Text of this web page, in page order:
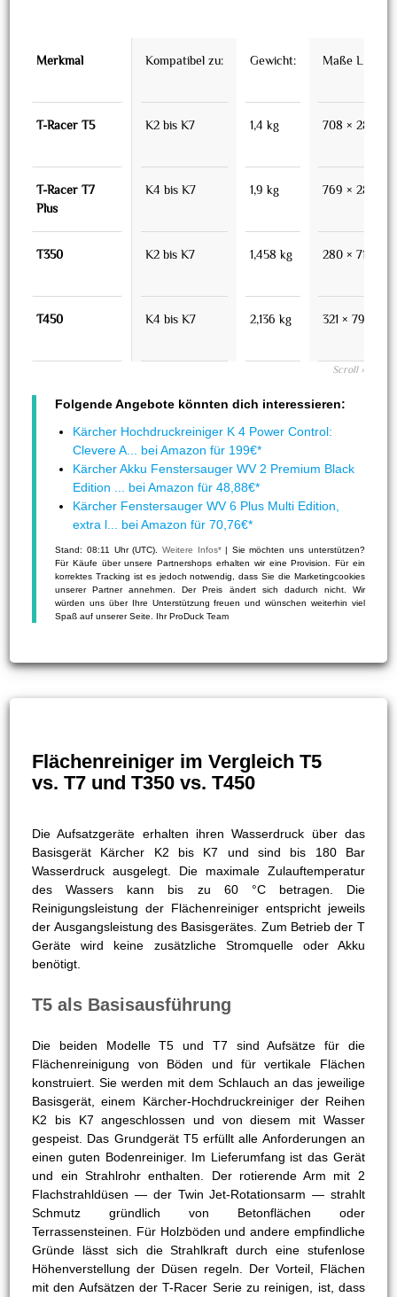
Merkmal
T-Racer T5
T-Racer T7
Plus
T350
T450
Kompatibel zu:
K2 bis K7
K4 bis K7
K2 bis K7
K4 bis K7
Gewicht:
1,4 kg
1,9 kg
1,458 kg
2,136 kg
Maße L × B
708 × 280 ×
769 × 288 ×
280 × 712 ×
321 × 790 ×
Folgende Angebote könnten dich interessieren:
Kärcher Hochdruckreiniger K 4 Power Control:
Clevere A... bei Amazon für 199€*
Kärcher Akku Fenstersauger WV 2 Premium Black
Edition ... bei Amazon für 48,88€*
Kärcher Fenstersauger WV 6 Plus Multi Edition,
extra l... bei Amazon für 70,76€*
Stand: 08:11 Uhr (UTC). Weitere Infos*| Sie möchten uns unterstützen?
Für Käufe über unsere Partnershops erhalten wir eine Provision. Für ein
korrektes Tracking ist es jedoch notwendig, dass Sie die Marketingcookies
unserer Partner annehmen. Der Preis ändert sich dadurch nicht. Wir
würden uns über Ihre Unterstützung freuen und wünschen weiterhin viel
Spaß auf unserer Seite. Ihr ProDuck Team
Flächenreiniger im Vergleich T5
vs. T7 und T350 vs. T450
Die Aufsatzgeräte erhalten ihren Wasserdruck über das
Basisgerät Kärcher K2 bis K7 und sind bis 180 Bar
Wasserdruck ausgelegt. Die maximale Zulauftemperatur
des Wassers kann bis zu 60 °C betragen. Die
Reinigungsleistung der Flächenreiniger entspricht jeweils
der Ausgangsleistung des Basisgerätes. Zum Betrieb der T
Geräte wird keine zusätzliche Stromquelle oder Akku
benötigt.
T5 als Basisausführung
Die beiden Modelle T5 und T7 sind Aufsätze für die
Flächenreinigung von Böden und für vertikale Flächen
konstruiert. Sie werden mit dem Schlauch an das jeweilige
Basisgerät, einem Kärcher-Hochdruckreiniger der Reihen
K2 bis K7 angeschlossen und von diesem mit Wasser
gespeist. Das Grundgerät T5 erfüllt alle Anforderungen an
einen guten Bodenreiniger. Im Lieferumfang ist das Gerät
und ein Strahlrohr enthalten. Der rotierende Arm mit 2
Flachstrahldüsen — der Twin Jet-Rotationsarm — strahlt
Schmutz gründlich von Betonflächen oder
Terrassensteinen. Für Holzböden und andere empfindliche
Gründe lässt sich die Strahlkraft durch eine stufenlose
Höhenverstellung der Düsen regeln. Der Vorteil, Flächen
mit den Aufsätzen der T-Racer Serie zu reinigen, ist, dass